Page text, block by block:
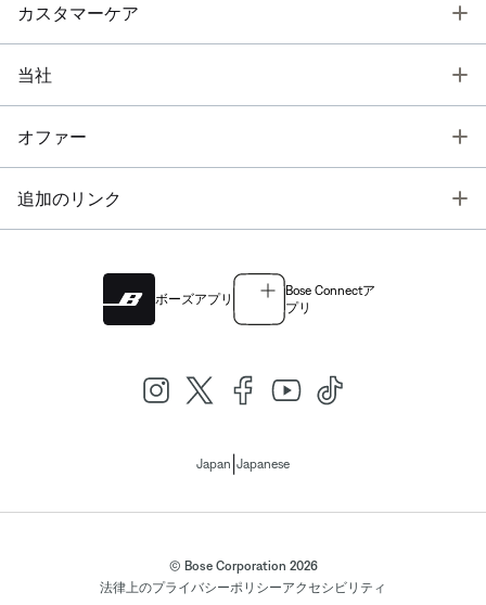
カスタマーケア
当社
オファー
追加のリンク
ボーズアプリ
Bose Connectア
プリ
Japan Japanese
© Bose Corporation 2026
法律上のプライバシーポリシーアクセシビリティ